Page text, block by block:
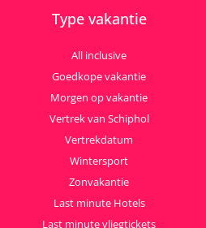
Type vakantie
All inclusive
Goedkope vakantie
Morgen op vakantie
Vertrek van Schiphol
Vertrekdatum
Wintersport
Zonvakantie
Last minute Hotels
Last minute vliegtickets